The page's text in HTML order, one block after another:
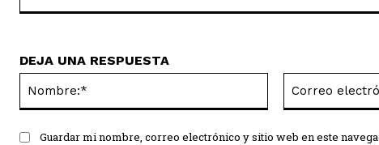
DEJA UNA RESPUESTA
Guardar mi nombre, correo electrónico y sitio web en este